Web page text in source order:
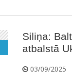
Siliņa:
atbalstā
03/09/2025